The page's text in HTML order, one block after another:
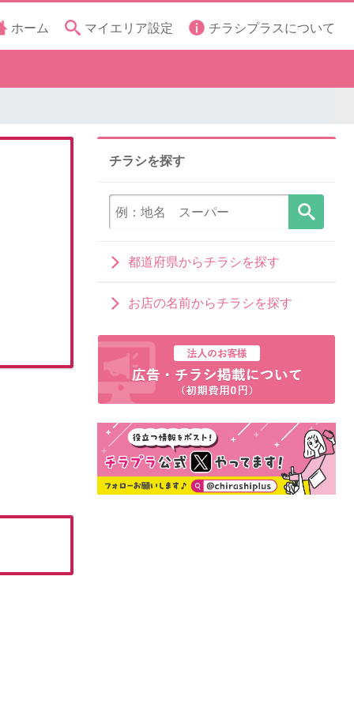
ホーム マイエリア設定 チラシプラスについて
チラシを探す
都道府県からチラシを探す
お店の名前からチラシを探す